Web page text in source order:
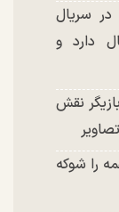
در سریال
دارد و
نقش
را شوکه